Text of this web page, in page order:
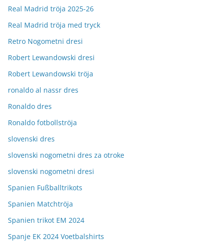
Real Madrid tröja 2025-26
Real Madrid tröja med tryck
Retro Nogometni dresi
Robert Lewandowski dresi
Robert Lewandowski tröja
ronaldo al nassr dres
Ronaldo dres
Ronaldo fotbollströja
slovenski dres
slovenski nogometni dres za otroke
slovenski nogometni dresi
Spanien Fußballtrikots
Spanien Matchtröja
Spanien trikot EM 2024
Spanje EK 2024 Voetbalshirts